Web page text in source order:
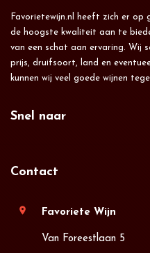
Favorietewijn.nl heeft zich er op
de hoogste kwaliteit aan te
van een schat aan ervaring. Wij
prijs, druifsoort, land en
kunnen wij veel goede wijnen
Snel naar
Contact
location_on Favoriete Wijn
Van Foreestlaan 5